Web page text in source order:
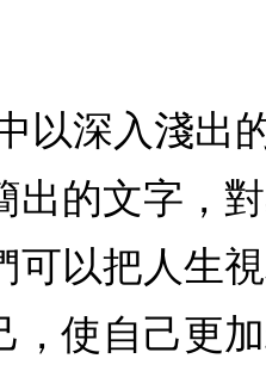
以深入淺出
出的文字，
可以把人生
使自己更